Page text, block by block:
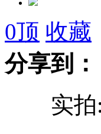
女孩拒陪"大叔"
南非“刀锋战士”
安倍会晤奥巴马
0顶 收藏
分享到：
实拍: